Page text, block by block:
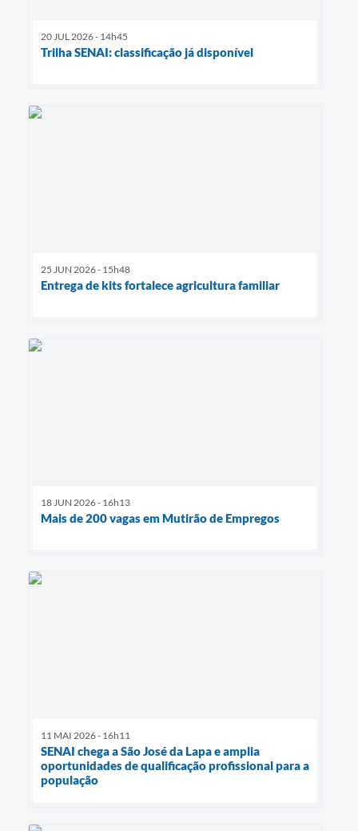
20 JUL 2026 - 14h45
Trilha SENAI: classificação já disponível
25 JUN 2026 - 15h48
Entrega de kits fortalece agricultura familiar
18 JUN 2026 - 16h13
Mais de 200 vagas em Mutirão de Empregos
11 MAI 2026 - 16h11
SENAI chega a São José da Lapa e amplia
oportunidades de qualificação profissional para a
população